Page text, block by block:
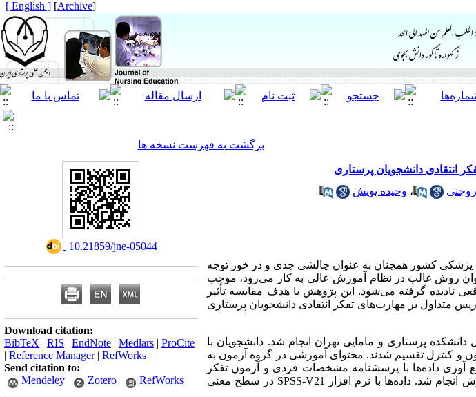
[
Archive
]
[ English ]
برگشت به فهرست نسخه ها
انتقادی دانشجویان پرستاری
، وحیده پویش
کشور همچنان به عنوان چالشی جدی و در خور توجه
روش غالب در نظام آموزش عالی به کار می‌رود، موجب
نادیده گرفته می‌شود. این پژوهش با هدف مقایسه تأثیر
بر مهارت‌های تفکر انتقادی دانشجویان پرستاری
از دانشجویان ترم اول دانشکده پرستاری و مامایی تهران انجام شد. دانشجویان با
و کنترل تقسیم شدند. محتوای آموزشی در گروه آزمون به
داده‌ها با پرسشنامه مشخصات فردی و آزمون تفکر
انجام شد. داده‌ها با نرم افزار
SPSS-V21 در سطح معنی
‎ 10.21859/jne-05044
Download citation:
BibTeX | RIS | EndNote | Medlars | ProCite
| Reference Manager| RefWorks
Send citation to:
Mendeley
Zotero RefWorks